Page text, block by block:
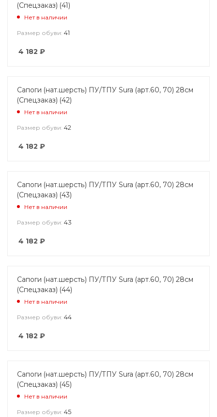
(Спецзаказ) (41)
Нет в наличии
Размер обуви: 41
4 182 ₽
Сапоги (нат.шерсть) ПУ/ТПУ Sura (арт.60, 70) 28см
(Спецзаказ) (42)
Нет в наличии
Размер обуви: 42
4 182 ₽
Сапоги (нат.шерсть) ПУ/ТПУ Sura (арт.60, 70) 28см
(Спецзаказ) (43)
Нет в наличии
Размер обуви: 43
4 182 ₽
Сапоги (нат.шерсть) ПУ/ТПУ Sura (арт.60, 70) 28см
(Спецзаказ) (44)
Нет в наличии
Размер обуви: 44
4 182 ₽
Сапоги (нат.шерсть) ПУ/ТПУ Sura (арт.60, 70) 28см
(Спецзаказ) (45)
Нет в наличии
Размер обуви: 45